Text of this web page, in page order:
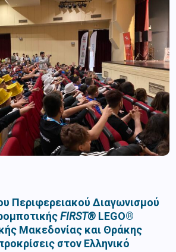
Περιφερειακού Διαγωνισμού
FIRST® LEGO®
Μακεδονίας και Θράκης
στον Ελληνικό